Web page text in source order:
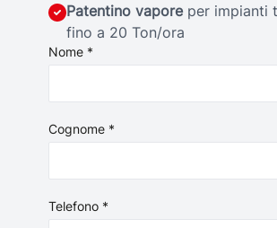
Patentino vaporeper impianti
fino a 20 Ton/ora
Nome *
Cognome *
Telefono *